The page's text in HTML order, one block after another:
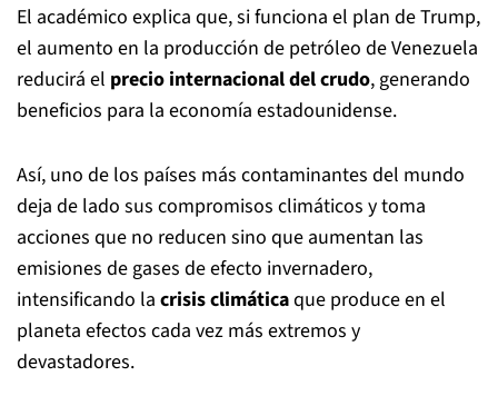
El académico explica que, si funciona el plan de Trump,
el aumento en la producción de petróleo de Venezuela
reducirá el precio internacional del crudo, generando
beneficios para la economía estadounidense.
Así, uno de los países más contaminantes del mundo
deja de lado sus compromisos climáticos y toma
acciones que no reducen sino que aumentan las
emisiones de gases de efecto invernadero,
intensificando la crisis climáticaque produce en el
planeta efectos cada vez más extremos y
devastadores.